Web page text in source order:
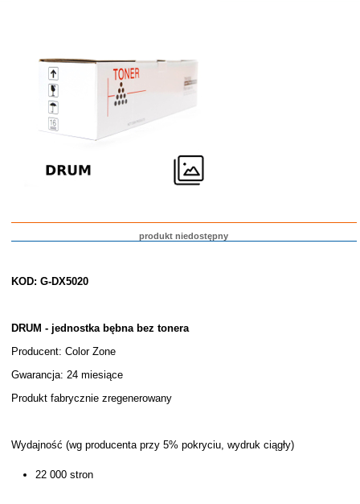
produkt niedostępny
KOD: G-DX5020
DRUM - jednostka bębna bez tonera
Producent: Color Zone
Gwarancja: 24 miesiące
Produkt fabrycznie zregenerowany
Wydajność (wg producenta przy 5% pokryciu, wydruk ciągły)
22 000 stron